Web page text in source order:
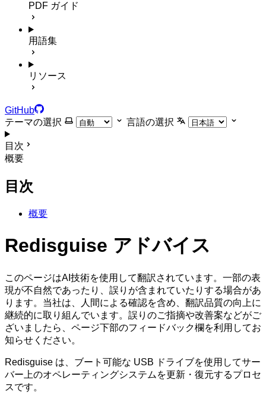
PDF ガイド
用語集
リソース
GitHub
テーマの選択
言語の選択
目次
概要
目次
概要
Redisguise アドバイス
このページはAI技術を使用して翻訳されています。一部の表
現が不自然であったり、誤りが含まれていたりする場合があ
ります。当社は、人間による確認を含め、翻訳品質の向上に
継続的に取り組んでいます。誤りのご指摘や改善案などがご
ざいましたら、ページ下部のフィードバック欄を利用してお
知らせください。
Redisguise は、ブート可能な USB ドライブを使用してサー
バー上のオペレーティングシステムを更新・復元するプロセ
スです。